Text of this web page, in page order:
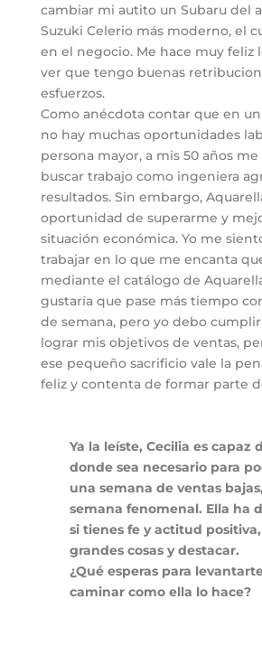
cambiar mi autito un Subaru del
Suzuki Celerio más moderno, el
en el negocio. Me hace muy feliz
ver que tengo buenas
esfuerzos.
Como anécdota contar que en
no hay muchas oportunidades
persona mayor, a mis 50 años me
buscar trabajo como ingeniera
resultados. Sin embargo,
oportunidad de superarme y
situación económica. Yo me
trabajar en lo que me encanta
mediante el catálogo de
gustaría que pase más tiempo
de semana, pero yo debo
lograr mis objetivos de ventas,
ese pequeño sacrificio vale la
feliz y contenta de formar parte
Ya la leíste, Cecilia es capaz
donde sea necesario para
una semana de ventas
semana fenomenal. Ella ha
si tienes fe y actitud
grandes cosas y destacar.
¿Qué esperas para
caminar como ella lo hace?